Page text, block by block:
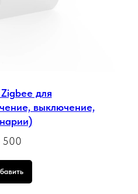
для
выключение,
500